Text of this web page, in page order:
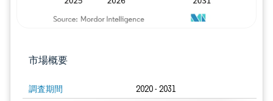
市場概要
調査期間 2020 - 2031